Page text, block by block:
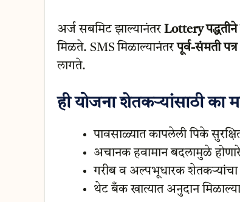
अर्ज सबमिट झाल्यानंतर Lottery पद्धतीने
मिळते. SMS मिळाल्यानंतरपूर्व-संमती
लागते.
ही योजना शेतकऱ्यांसाठी का
पावसाळ्यात कापलेली पिके
अचानक हवामान बदलामुळे
गरीब व अल्पभूधारक शेतकऱ्यांचा
थेट बँक खात्यात अनुदान